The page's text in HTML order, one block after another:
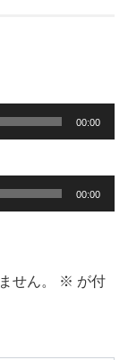
00:00
00:00
せん。 ※ が付